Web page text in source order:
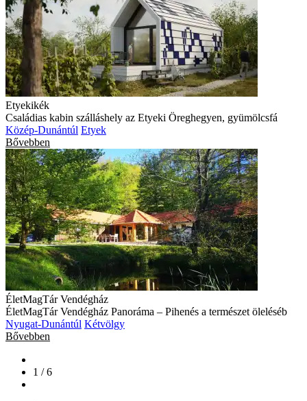
Etyekikék
Családias kabin szálláshely az Etyeki Öreghegyen, gyümölcsfá
Közép-Dunántúl Etyek
Bővebben
ÉletMagTár Vendégház
ÉletMagTár Vendégház Panoráma – Pihenés a természet öleléséb
Nyugat-Dunántúl Kétvölgy
Bővebben
1 / 6